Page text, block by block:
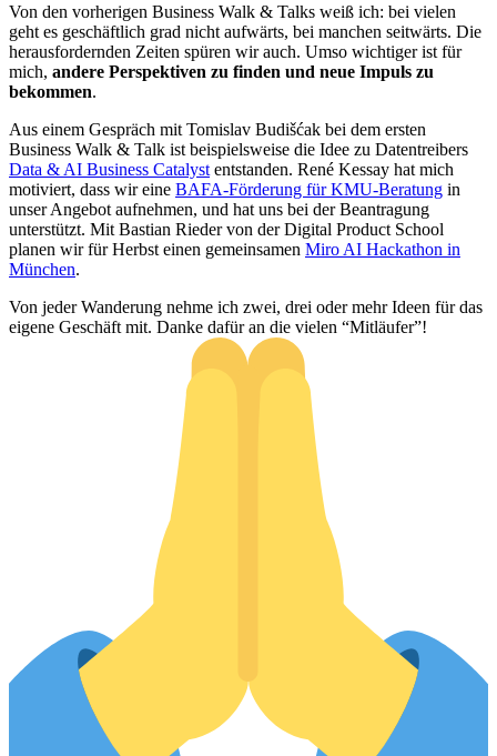
Von den vorherigen Business Walk & Talks weiß ich: bei vielen
geht es geschäftlich grad nicht aufwärts, bei manchen seitwärts. Die
herausfordernden Zeiten spüren wir auch. Umso wichtiger ist für
mich, andere Perspektiven zu finden und neue Impuls zu
bekommen.
Aus einem Gespräch mit Tomislav Budišćak bei dem ersten
Business Walk & Talk ist beispielsweise die Idee zu Datentreibers
Data & AI Business Catalyst entstanden. René Kessay hat mich
motiviert, dass wir eine BAFA-Förderung für KMU-Beratung in
unser Angebot aufnehmen, und hat uns bei der Beantragung
unterstützt. Mit Bastian Rieder von der Digital Product School
planen wir für Herbst einen gemeinsamen Miro AI Hackathon in
München.
Von jeder Wanderung nehme ich zwei, drei oder mehr Ideen für das
eigene Geschäft mit. Danke dafür an die vielen “Mitläufer”!